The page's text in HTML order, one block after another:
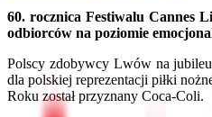
60. rocznica Festiwalu Cannes
odbiorców na poziomie
Polscy zdobywcy Lwów na
dla polskiej reprezentacji piłki
Roku został przyznany Coca-Coli.